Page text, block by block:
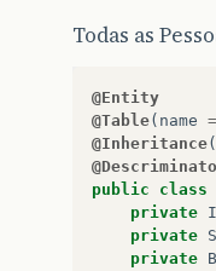
Todas as
@Entity
@Table( name =
@Inheritance(
public
class
private
private
private